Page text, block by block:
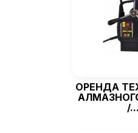
ОРЕНДА
/...